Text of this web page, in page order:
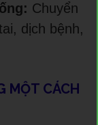
Chuyển
dịch bệnh,
MỘT CÁCH